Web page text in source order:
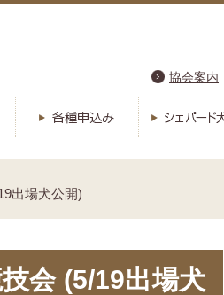
協会案内
出場犬公開)
会 (5/19出場犬